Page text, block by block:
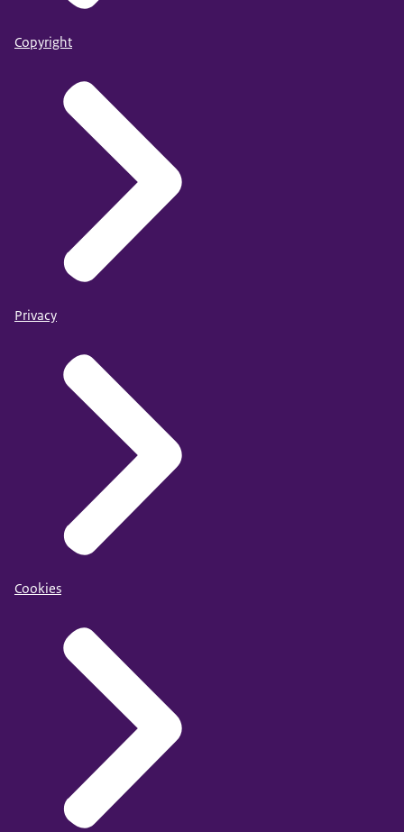
Copyright
Privacy
Cookies